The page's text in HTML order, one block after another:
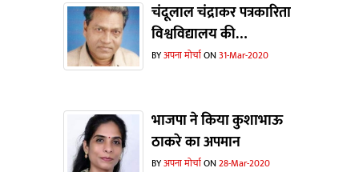
चंदूलाल चंद्राकर पत्रकारिता
विश्वविद्यालय की
घोषणा...जनभावना का
BYअपना मोर्चाON31-Mar-2020
भाजपा ने किया कुशाभाऊ
ठाकरे का अपमान
BYअपना मोर्चाON28-Mar-2020